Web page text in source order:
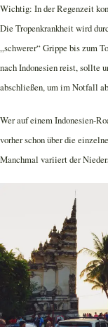
Wichtig: In der Regenzeit
Die Tropenkrankheit wird
„schwerer“ Grippe bis zum
nach Indonesien reist, sollte
abschließen, um im Notfall
Wer auf einem Indonesien-
vorher schon über die
Manchmal variiert der